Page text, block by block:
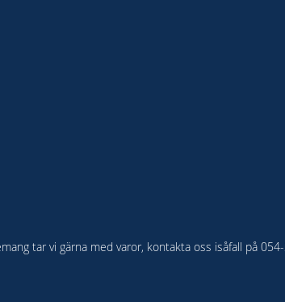
tar vi gärna med varor, kontakta oss isåfall på